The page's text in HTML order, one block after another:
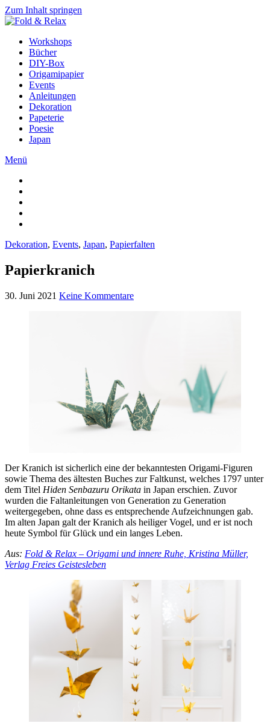
Zum Inhalt springen
Workshops
Bücher
DIY-Box
Origamipapier
Events
Anleitungen
Dekoration
Papeterie
Poesie
Japan
Menü
Dekoration, Events, Japan, Papierfalten
Papierkranich
30. Juni 2021 Keine Kommentare
Der Kranich ist sicherlich eine der bekanntesten Origami-Figuren
sowie Thema des ältesten Buches zur Faltkunst, welches 1797 unter
dem Titel Hiden Senbazuru Orikata in Japan erschien. Zuvor
wurden die Faltanleitungen von Generation zu Generation
weitergegeben, ohne dass es entsprechende Aufzeichnungen gab.
Im alten Japan galt der Kranich als heiliger Vogel, und er ist noch
heute Symbol für Glück und ein langes Leben.
Aus: Fold & Relax – Origami und innere Ruhe, Kristina Müller,
Verlag Freies Geistesleben